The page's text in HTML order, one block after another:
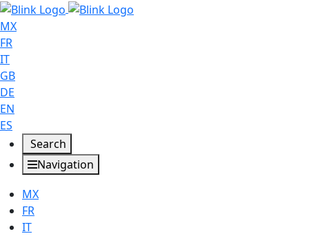
MX
FR
IT
GB
DE
EN
ES
Search
Navigation
MX
FR
IT